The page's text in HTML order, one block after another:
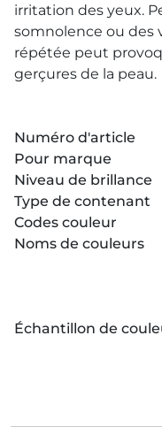
irritation des yeux.
somnolence ou des
répétée peut
gerçures de la peau.
Numéro d'article
Pour marque
Niveau de brillance
Type de contenant
Codes couleur
Noms de couleurs
Échantillon de